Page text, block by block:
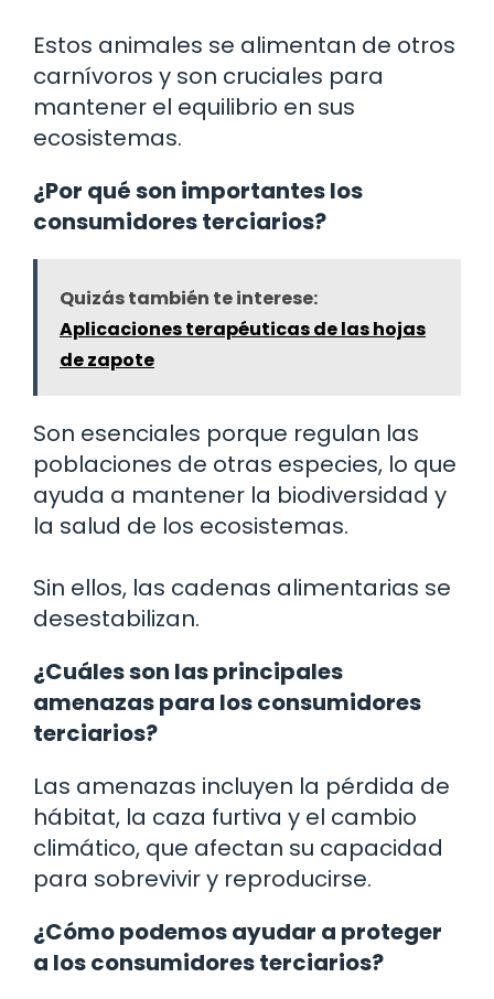
Estos animales se alimentan de otros
carnívoros y son cruciales para
mantener el equilibrio en sus
ecosistemas.
¿Por qué son importantes los
consumidores terciarios?
Quizás también te interese:
Aplicaciones terapéuticas de las hojas
de zapote
Son esenciales porque regulan las
poblaciones de otras especies, lo que
ayuda a mantener la biodiversidad y
la salud de los ecosistemas.
Sin ellos, las cadenas alimentarias se
desestabilizan.
¿Cuáles son las principales
amenazas para los consumidores
terciarios?
Las amenazas incluyen la pérdida de
hábitat, la caza furtiva y el cambio
climático, que afectan su capacidad
para sobrevivir y reproducirse.
¿Cómo podemos ayudar a proteger
a los consumidores terciarios?